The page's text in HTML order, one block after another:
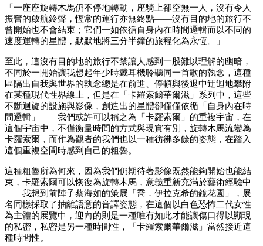
「一座座旋轉木馬仍不停地轉動，座騎上卻空無一人，沒有令人
振奮的啟航鈴聲，恆常的運行亦無終點——沒有目的地的旅行不
曾開始也不會結束；它們一如依循自身內在時間邏輯而以不同的
速度運轉的星體，默默地將三分半鐘的旅程化為永恆。」
至此，這沒有目的地的旅行不禁讓人感到一股難以理解的幽暗，
不同於一開始讓我想起年少時戴耳機聆聽同一首歌的執念，這種
區隔出自我與世界的執念總是在前進、停頓與後退中迂迴地攀附
在某種現代性界線上，但是在「卡羅索爾華爾滋」系列中，這些
不斷迴旋的設施與影像，創造出的星體卻僅僅依循「自身內在時
間邏輯」——我們或許可以稱之為「卡羅索爾」的重複宇宙，在
這個宇宙中，不僅衡量時間的方式與現實有別，旋轉木馬流變為
卡羅索爾，而作為觀者的我們也以一種彷彿多餘的姿態，在踏入
這個重複空間時感到自己的粗魯。
這種粗魯所為何來，因為我們仍期待著影像既然能夠開始也能結
束，卡羅索爾可以恢復為旋轉木馬，意義重新充滿於藝術經驗中
——我想到前陣子蔡海如的策展「喬．伊拉克希的鏡花園」，展
名同樣採取了抽離語意的音譯姿態，在這個以白色恐怖二代女性
為主體的展覽中，迎向的則是一種唯有如此才能讓傷口得以顯現
的私密，私密是另一種時間性，「卡羅索爾華爾滋」當然接近這
種時間性。